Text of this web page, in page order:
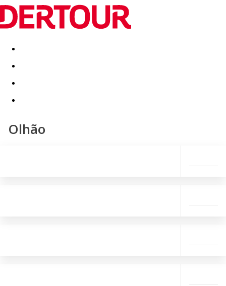
Destinatii Vacanta perfecta OFERTE DE NERATAT
Olhão